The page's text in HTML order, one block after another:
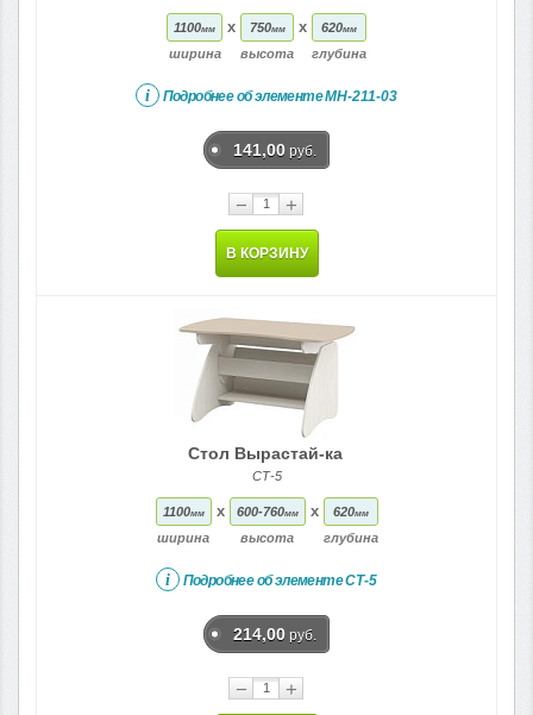
1100мм
ширина
x 750мм
высота
x 620мм
глубина
i Подробнее об элементеМН-211-03
141,00 руб.
− +
В КОРЗИНУ
Стол Вырастай-ка
СТ-5
1100мм
ширина
x 600-760мм
высота
x 620мм
глубина
i Подробнее об элементеСТ-5
214,00 руб.
− +